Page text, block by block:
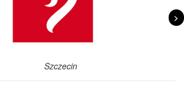
Szczecin
>